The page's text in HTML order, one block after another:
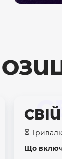
⏳
Що